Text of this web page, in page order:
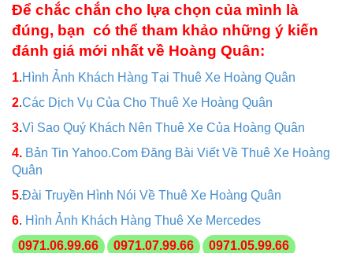
Để chắc chắn cho lựa chọn của mình là
đúng, bạn có thể tham khảo những ý kiến
đánh giá mới nhất về Hoàng Quân:
1.Hình Ảnh Khách Hàng Tại Thuê Xe Hoàng Quân
2.Các Dịch Vụ Của Cho Thuê Xe Hoàng Quân
3.Vì Sao Quý Khách Nên Thuê Xe Của Hoàng Quân
4. Bản Tin Yahoo.Com Đăng Bài Viết Về Thuê Xe Hoàng
Quân
5.Đài Truyền Hình Nói Về Thuê Xe Hoàng Quân
6. Hình Ảnh Khách Hàng Thuê Xe Mercedes
0971.06.99.66
0971.07.99.66
0971.05.99.66